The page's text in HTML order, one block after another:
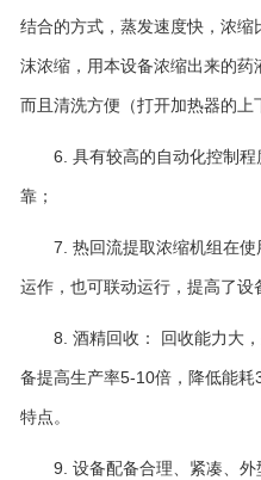
结合的方式，蒸发速度快，浓
沫浓缩，用本设备浓缩出来的药
而且清洗方便（打开加热器的上
6. 具有较高的自动化控制
靠；
7. 热回流提取浓缩机组在
运作，也可联动运行，提高了设
8. 酒精回收： 回收能力大
备提高生产率5-10倍，降低能
特点。
9. 设备配备合理、紧凑、